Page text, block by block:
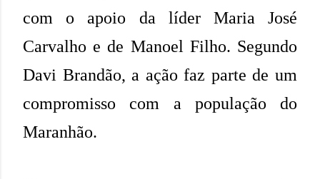
com o apoio da líder Maria José
Carvalho e de Manoel Filho. Segundo
Davi Brandão, a ação faz parte de um
compromisso com a população do
Maranhão.